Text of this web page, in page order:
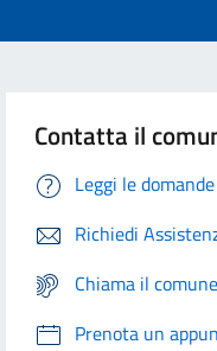
Contatta il
Leggi le
Richiedi
Chiama il
Prenota un